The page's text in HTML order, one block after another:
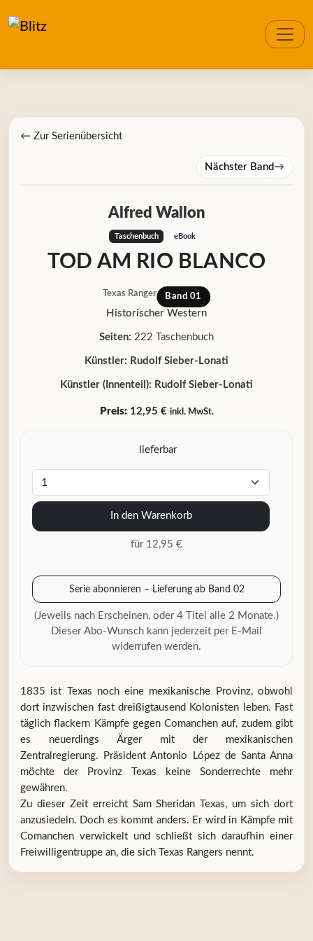
← Zur Serienübersicht
Nächster Band→
Alfred Wallon
Taschenbuch eBook
TOD AM RIO BLANCO
Texas Ranger Band 01
Historischer Western
Seiten: 222 Taschenbuch
Künstler: Rudolf Sieber-Lonati
Künstler (Innenteil): Rudolf Sieber-Lonati
Preis:12,95 € inkl. MwSt.
lieferbar
In den Warenkorb
für 12,95 €
Serie abonnieren – Lieferung ab Band 02
(Jeweils nach Erscheinen, oder 4 Titel alle 2 Monate.)
Dieser Abo-Wunsch kann jederzeit per E-Mail
widerrufen werden.
1835 ist Texas noch eine mexikanische Provinz, obwohl
dort inzwischen fast dreißigtausend Kolonisten leben. Fast
täglich flackern Kämpfe gegen Comanchen auf, zudem gibt
es neuerdings Ärger mit der mexikanischen
Zentralregierung. Präsident Antonio López de Santa Anna
möchte der Provinz Texas keine Sonderrechte mehr
gewähren.
Zu dieser Zeit erreicht Sam Sheridan Texas, um sich dort
anzusiedeln. Doch es kommt anders. Er wird in Kämpfe mit
Comanchen verwickelt und schließt sich daraufhin einer
Freiwilligentruppe an, die sich Texas Rangers nennt.